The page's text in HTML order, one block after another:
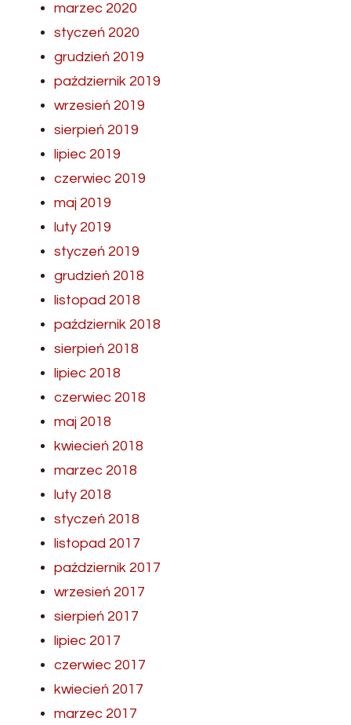
marzec 2020
styczeń 2020
grudzień 2019
październik 2019
wrzesień 2019
sierpień 2019
lipiec 2019
czerwiec 2019
maj 2019
luty 2019
styczeń 2019
grudzień 2018
listopad 2018
październik 2018
sierpień 2018
lipiec 2018
czerwiec 2018
maj 2018
kwiecień 2018
marzec 2018
luty 2018
styczeń 2018
listopad 2017
październik 2017
wrzesień 2017
sierpień 2017
lipiec 2017
czerwiec 2017
kwiecień 2017
marzec 2017